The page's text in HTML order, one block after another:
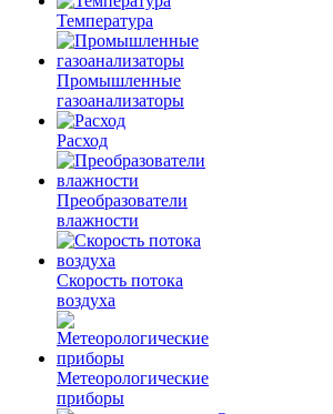
Температура
Промышленные
газоанализаторы
Расход
Преобразователи
влажности
Скорость потока
воздуха
Метеорологические
приборы